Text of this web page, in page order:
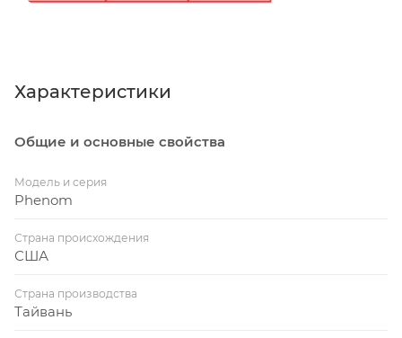
Характеристики
Общие и основные свойства
Модель и серия
Phenom
Страна происхождения
США
Страна производства
Тайвань